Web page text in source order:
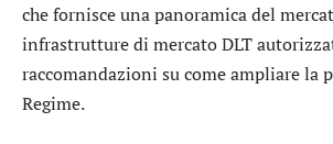
che fornisce una panoramica del
infrastrutture di mercato DLT
raccomandazioni su come ampliare la
Regime.